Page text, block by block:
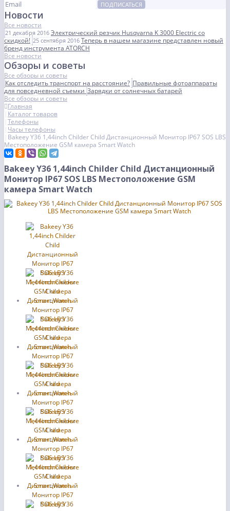
ПОДПИСАТЬСЯ
Новости
Все новости
21 декабря 2016 Электрический резчик Husqvarna K 3000 Electric со
скидкой! 25 сентября 2016 Теперь в нашем магазине представлен новый
бренд инструмента ATORCH
Все новости
Обзоры и советы
Все обзоры и советы
Как отследить транспорт на расстояние? Правильные фотоаппараты
для повседневной съемкиЗарядки от солнечных батарей
Все обзоры и советы
Главная
Каталог товаров
Телефоны
Часы телефоны
Bakeey Y36 1,44inch Childer Child Дистанционный Монитор IP67 SOS LBS
Местоположение GSM камера Smart Watch
Bakeey Y36 1,44inch Childer Child Дистанционный
Монитор IP67 SOS LBS Местоположение GSM
камера Smart Watch